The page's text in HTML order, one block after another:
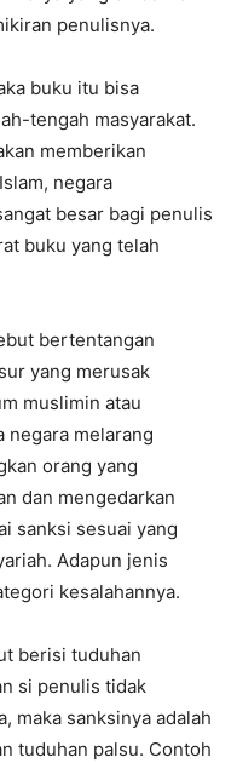
penulisnya.
buku itu bisa
tengah masyarakat.
memberikan
negara
besar bagi penulis
buku yang telah
bertentangan
yang merusak
muslimin atau
negara melarang
orang yang
dan mengedarkan
sanksi sesuai yang
Adapun jenis
kesalahannya.
berisi tuduhan
si penulis tidak
maka sanksinya adalah
tuduhan palsu. Contoh